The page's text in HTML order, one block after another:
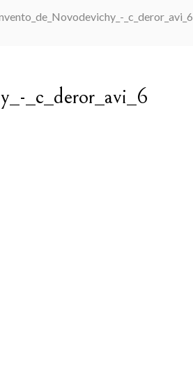
_c_deror_avi_6
_c_deror_avi_6